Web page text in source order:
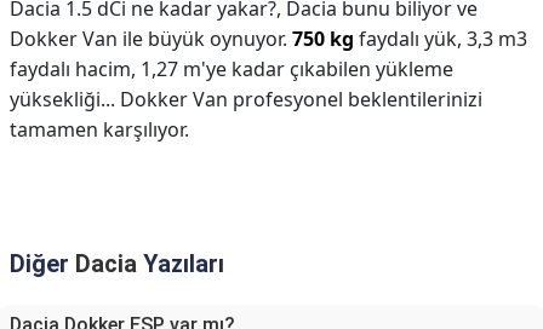
Dacia 1.5 dCi ne kadar yakar?, Dacia bunu biliyor ve
Dokker Van ile büyük oynuyor. 750 kg faydalı yük, 3,3 m3
faydalı hacim, 1,27 m'ye kadar çıkabilen yükleme
yüksekliği... Dokker Van profesyonel beklentilerinizi
tamamen karşılıyor.
Diğer Dacia Yazıları